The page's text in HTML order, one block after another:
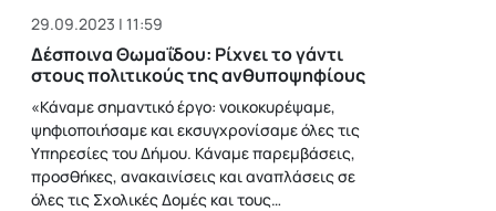
29.09.2023 | 11:59
Δέσποινα Θωμαΐδου: Ρίχνει το γάντι
στους πολιτικούς της ανθυποψηφίους
«Κάναμε σημαντικό έργο: νοικοκυρέψαμε,
ψηφιοποιήσαμε και εκσυγχρονίσαμε όλες τις
Υπηρεσίες του Δήμου. Κάναμε παρεμβάσεις,
προσθήκες, ανακαινίσεις και αναπλάσεις σε
όλες τις Σχολικές Δομές και τους…